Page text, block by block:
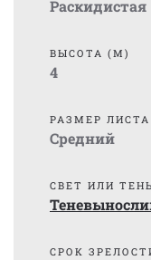
Раскидистая
ВЫСОТА (М)
4
РАЗМЕР ЛИСТА
Средний
СВЕТ ИЛИ ТЕНЬ
СРОК